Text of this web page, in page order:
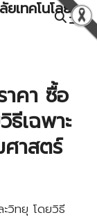
เทคโนโลยี
าคา ซื้อ
เฉพาะ
าสตร์
วิทยุ โดยวิธี